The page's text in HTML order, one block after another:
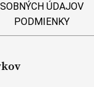
ÚDAJOV
PODMIENKY